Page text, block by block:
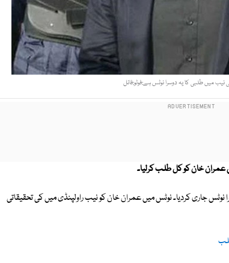
میں طلبی کا یہ دوسرا نوٹس ہے:فوٹو:فائل
خان کو کل طلب کرلیا۔
جاری کردیا۔ نوٹس میں عمران خان کو نیب راولپنڈی میں کی تحقیقاتی